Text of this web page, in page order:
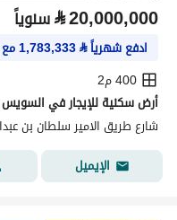
⃁20,000,000 سنوياً
ادفع شهرياً⃁
1,783,333مع
400 م2
أرض سكنية للإيجار في السويس 1، جازان
شارع طريق الامير سلطان بن
الإيميل